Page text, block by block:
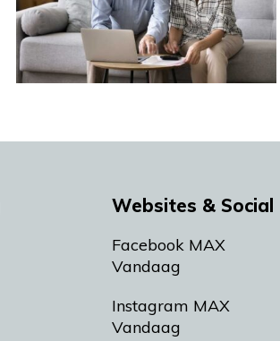
Websites & Social
Facebook MAX
Vandaag
Instagram MAX
Vandaag